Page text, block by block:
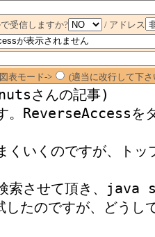
受信しますか?
/ アドレス
表モード-> (適当に改行して下さ